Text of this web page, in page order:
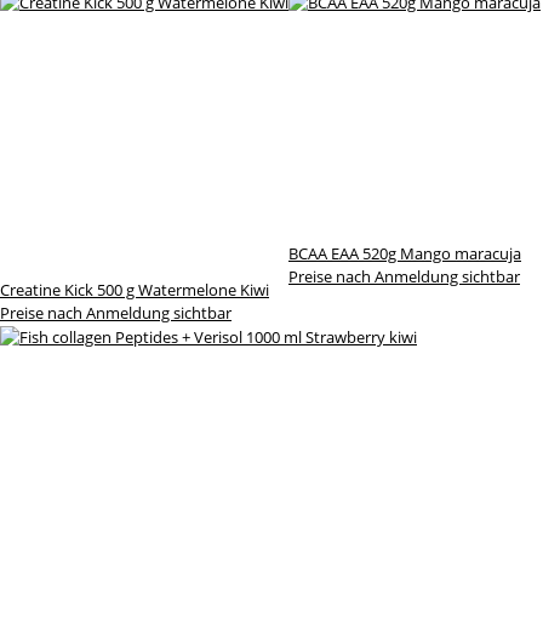
Creatine Kick 500 g Watermelone Kiwi
Preise nach Anmeldung sichtbar
BCAA EAA 520g Mango maracuja
Preise nach Anmeldung sichtbar